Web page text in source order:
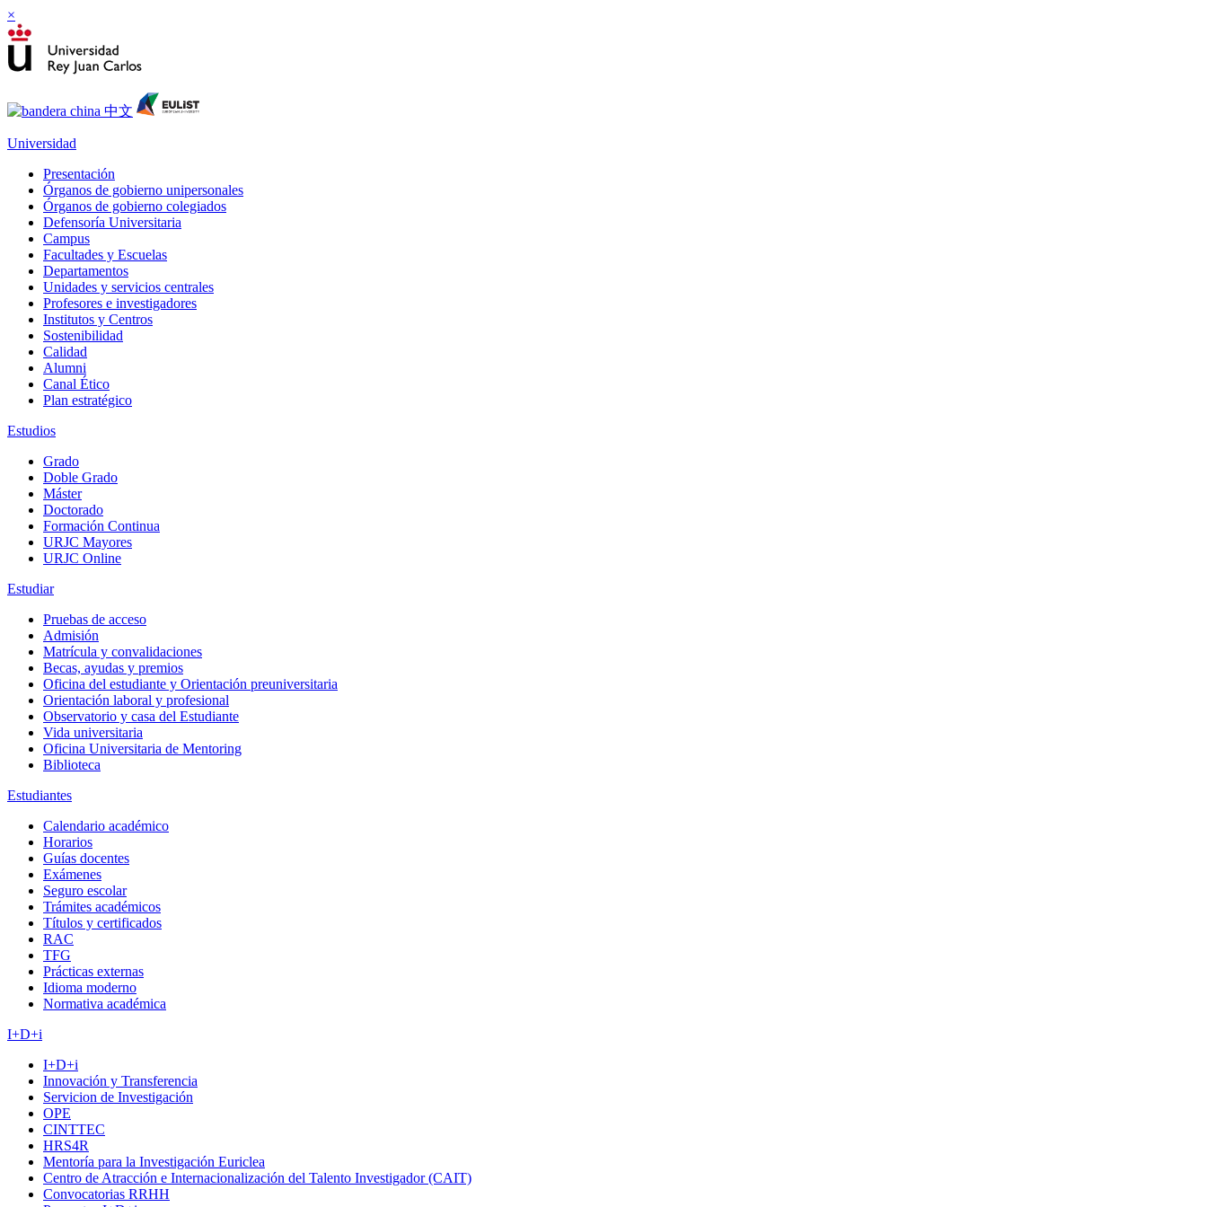
×
Universidad
Presentación
Órganos de gobierno unipersonales
Órganos de gobierno colegiados
Defensoría Universitaria
Campus
Facultades y Escuelas
Departamentos
Unidades y servicios centrales
Profesores e investigadores
Institutos y Centros
Sostenibilidad
Calidad
Alumni
Canal Ético
Plan estratégico
Estudios
Grado
Doble Grado
Máster
Doctorado
Formación Continua
URJC Mayores
URJC Online
Estudiar
Pruebas de acceso
Admisión
Matrícula y convalidaciones
Becas, ayudas y premios
Oficina del estudiante y Orientación preuniversitaria
Orientación laboral y profesional
Observatorio y casa del Estudiante
Vida universitaria
Oficina Universitaria de Mentoring
Biblioteca
Estudiantes
Calendario académico
Horarios
Guías docentes
Exámenes
Seguro escolar
Trámites académicos
Títulos y certificados
RAC
TFG
Prácticas externas
Idioma moderno
Normativa académica
I+D+i
I+D+i
Innovación y Transferencia
Servicion de Investigación
OPE
CINTTEC
HRS4R
Mentoría para la Investigación Euriclea
Centro de Atracción e Internacionalización del Talento Investigador (CAIT)
Convocatorias RRHH